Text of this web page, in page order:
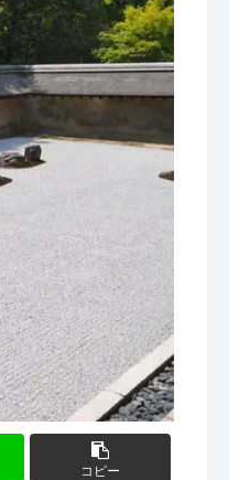
コピー